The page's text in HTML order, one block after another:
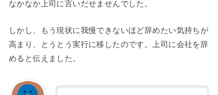
なかなか上司に言いだせませんでした。
しかし、もう現状に我慢できないほど辞めたい気持ちが
高まり、とうとう実行に移したのです。上司に会社を辞
めると伝えました。